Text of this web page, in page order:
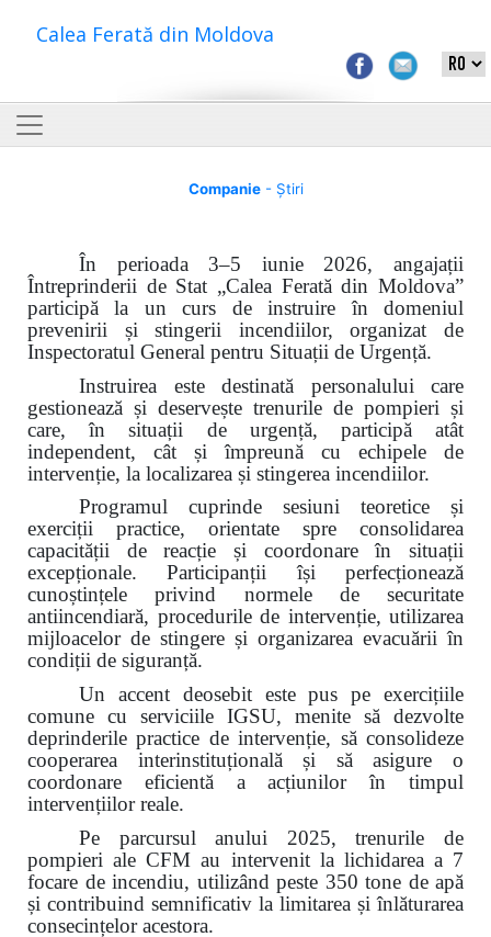
Calea Ferată din Moldova
Companie- Știri
În perioada 3–5 iunie 2026, angajații
Întreprinderii de Stat „Calea Ferată din Moldova”
participă la un curs de instruire în domeniul
prevenirii și stingerii incendiilor, organizat de
Inspectoratul General pentru Situații de Urgență.
Instruirea este destinată personalului care
gestionează și deservește trenurile de pompieri și
care, în situații de urgență, participă atât
independent, cât și împreună cu echipele de
intervenție, la localizarea și stingerea incendiilor.
Programul cuprinde sesiuni teoretice și
exerciții practice, orientate spre consolidarea
capacității de reacție și coordonare în situații
excepționale. Participanții își perfecționează
cunoștințele privind normele de securitate
antiincendiară, procedurile de intervenție, utilizarea
mijloacelor de stingere și organizarea evacuării în
condiții de siguranță.
Un accent deosebit este pus pe exercițiile
comune cu serviciile IGSU, menite să dezvolte
deprinderile practice de intervenție, să consolideze
cooperarea interinstituțională și să asigure o
coordonare eficientă a acțiunilor în timpul
intervențiilor reale.
Pe parcursul anului 2025, trenurile de
pompieri ale CFM au intervenit la lichidarea a 7
focare de incendiu, utilizând peste 350 tone de apă
și contribuind semnificativ la limitarea și înlăturarea
consecințelor acestora.